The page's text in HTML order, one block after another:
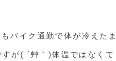
バイク通勤で体が冷えたま
が( ´艸｀)体温ではなくて